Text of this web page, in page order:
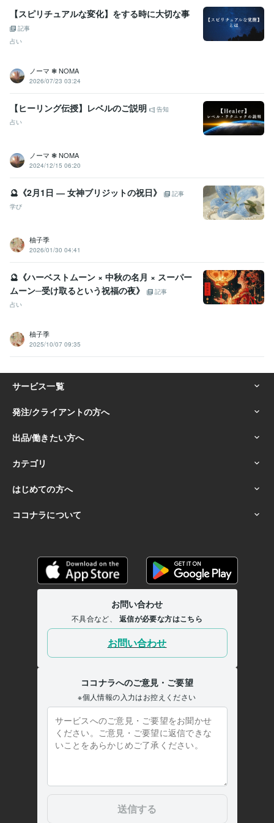
【スピリチュアルな変化】をする時に大切な事
記事
占い
ノーマ ❃ NOMA
2026/07/23 03:24
【ヒーリング伝授】レベルのご説明
告知
占い
ノーマ ❃ NOMA
2024/12/15 06:20
🔮《2月1日 ― 女神ブリジットの祝日》
記事
学び
柚子季
2026/01/30 04:41
🔮《ハーベストムーン × 中秋の名月 × スーパー
ムーン─受け取るという祝福の夜》
記事
占い
柚子季
2025/10/07 09:35